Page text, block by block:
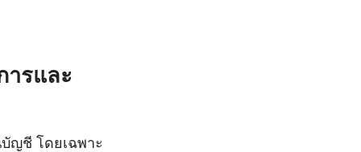
ารและ
ญชี โดยเฉพาะ